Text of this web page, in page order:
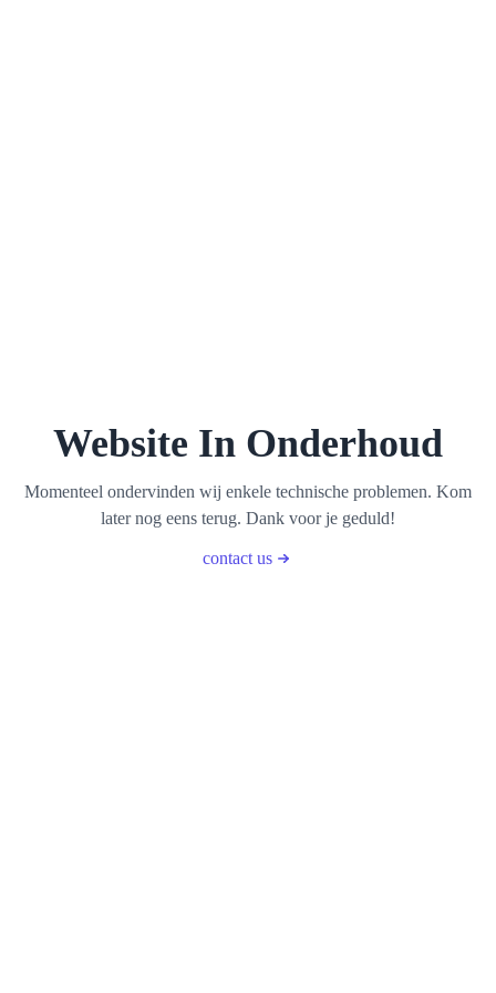
Website In Onderhoud
Momenteel ondervinden wij enkele technische problemen. Kom
later nog eens terug. Dank voor je geduld!
contact us